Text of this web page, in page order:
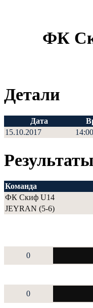
ФК
Детали
Дата
15.10.2017
14:00
Результаты
Команда
ФК Скиф U14
JEYRAN (5-6)
0
0